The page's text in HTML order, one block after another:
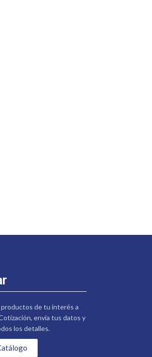
de tu interés a
envía tus datos y
los detalles.